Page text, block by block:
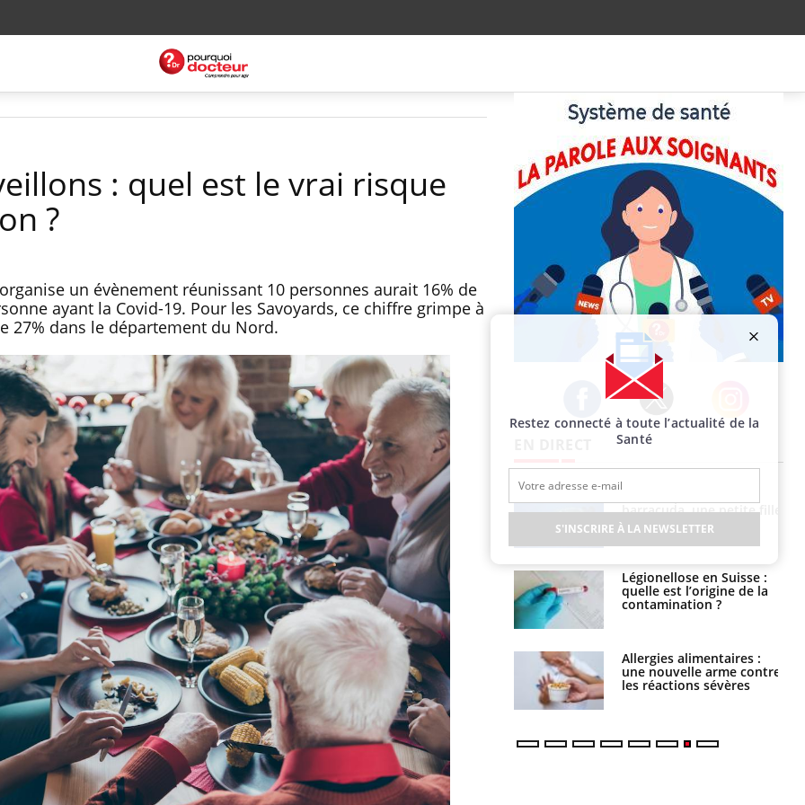
: quel est le vrai risque
?
un évènement réunissant 10 personnes aurait 16% de
ayant la Covid-19. Pour les Savoyards, ce chiffre grimpe à
27% dans le département du Nord.
Facebook Twitter Instagram
Fortes chaleurs :
pourquoi le risque de
noyade grimpe-t-il ?
Le Viagra pourrait-il
freiner la propagation du
cancer ?
Pourquoi manger moins
de protéines pourrait
finalement être bénéfique
Grossesse et chaleur : ce
que dit la science
Le smartphone nuit-il à
l'apprentissage de la
lecture ?
Mordue par une tique en
vacances, elle reste dans
le coma pendant 42 jours
barracuda, une petite fille
secourue grâce à un
réflexe essentiel
Légionellose en Suisse :
quelle est l’origine de la
contamination ?
Allergies alimentaires :
une nouvelle arme contre
les réactions sévères
Restez connecté à toute l’actualité de la
Santé
S'INSCRIRE À LA NEWSLETTER